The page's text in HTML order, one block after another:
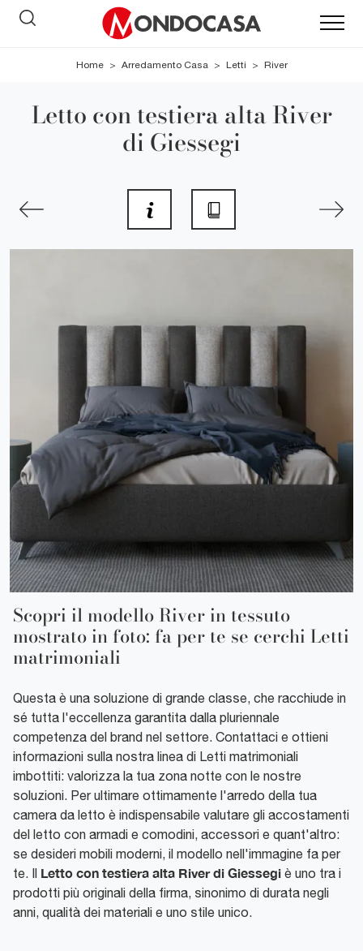
Home > Arredamento Casa > Letti > River
Letto con testiera alta River
di Giessegi
Scopri il modello River in tessuto
mostrato in foto: fa per te se cerchi Letti
matrimoniali
Questa è una soluzione di grande classe, che racchiude in
sé tutta l'eccellenza garantita dalla pluriennale
competenza del brand nel settore. Contattaci e ottieni
informazioni sulla nostra linea di Letti matrimoniali
imbottiti: valorizza la tua zona notte con le nostre
soluzioni. Per ultimare ottimamente l'arredo della tua
camera da letto è indispensabile valutare gli accostamenti
del letto con armadi e comodini, accessori e quant'altro:
se desideri mobili moderni, il modello nell'immagine fa per
te. Il Letto con testiera alta River di Giessegi è uno tra i
prodotti più originali della firma, sinonimo di durata negli
anni, qualità dei materiali e uno stile unico.